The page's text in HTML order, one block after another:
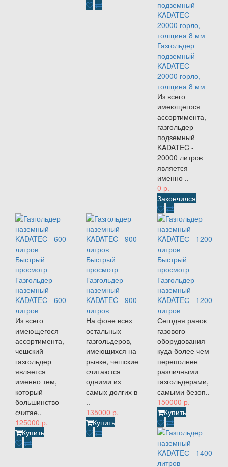
Газгольдер
подземный
KADATEC -
20000 горло,
толщина 8 мм
Из всего
имеющегося
ассортимента,
газгольдер
подземный
KADATEC -
20000 литров
является
именно ..
0 р.
Закончился
Быстрый
просмотр
Газгольдер
наземный
KADATEC - 600
литров
Из всего
имеющегося
ассортимента,
чешский
газгольдер
является
именно тем,
который
большинство
считае..
125000 р.
Купить
Быстрый
просмотр
Газгольдер
наземный
KADATEC - 900
литров
На фоне всех
остальных
газгольдеров,
имеющихся на
рынке, чешские
считаются
одними из
самых долгих в
..
135000 р.
Купить
Быстрый
просмотр
Газгольдер
наземный
KADATEС - 1200
литров
Сегодня ранок
газового
оборудования
куда более чем
переполнен
различными
газгольдерами,
самыми безоп..
150000 р.
Купить